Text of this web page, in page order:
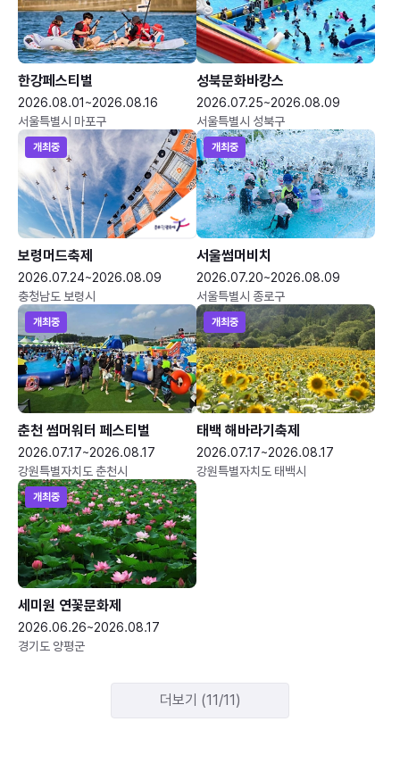
한강페스티벌
2026.08.01~2026.08.16
서울특별시 마포구
성북문화바캉스
2026.07.25~2026.08.09
서울특별시 성북구
개최중
보령머드축제
2026.07.24~2026.08.09
충청남도 보령시
개최중
서울썸머비치
2026.07.20~2026.08.09
서울특별시 종로구
개최중
춘천 썸머워터 페스티벌
2026.07.17~2026.08.17
강원특별자치도 춘천시
개최중
태백 해바라기축제
2026.07.17~2026.08.17
강원특별자치도 태백시
개최중
세미원 연꽃문화제
2026.06.26~2026.08.17
경기도 양평군
더보기 (11/11)